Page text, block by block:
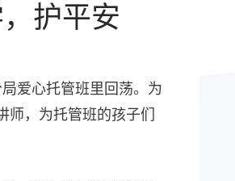
护平安
爱心托管班里回荡。为
师，为托管班的孩子们